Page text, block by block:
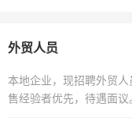
外贸人员
本地企业，现招聘外贸人
售经验者优先，待遇面议